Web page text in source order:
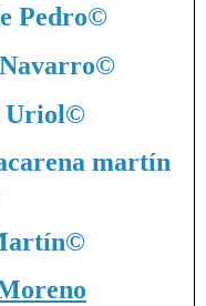
Pedro©
©
©
martín
©